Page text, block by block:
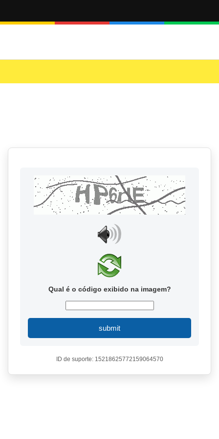
Qual é o código exibido na imagem?
submit
ID de suporte: 15218625772159064570